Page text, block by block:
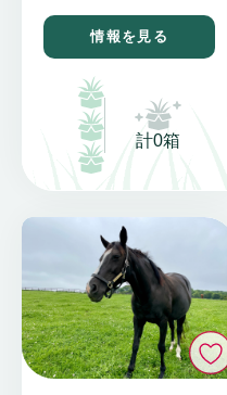
情報を見る
計0箱